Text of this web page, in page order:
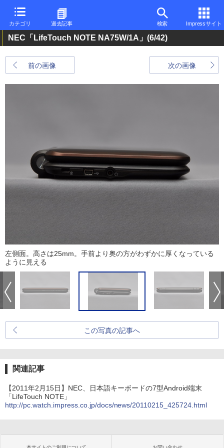
カテゴリ 過去記事 検索 Impressサイト
NEC「LifeTouch NOTE NA75W/1A」 (6/42)
前の画像 次の画像
左側面。高さは25mm。手前より奥の方がわずかに厚くなっている
ように見える
この写真の記事へ
関連記事
【2011年2月15日】NEC、日本語キーボードの7型Android端末
「LifeTouch NOTE」
http://pc.watch.impress.co.jp/docs/news/20110215_425724.html